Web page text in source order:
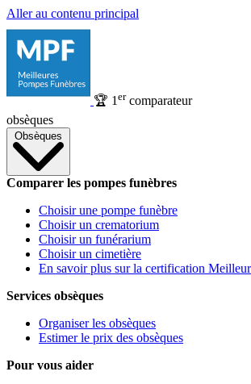
Aller au contenu principal
🏆 1 ercomparateur
obsèques
Obsèques
Comparer les pompes funèbres
Choisir une pompe funèbre
Choisir un crematorium
Choisir un funérarium
Choisir un cimetière
En savoir plus sur la certification
Services obsèques
Organiser les obsèques
Estimer le prix des obsèques
Pour vous aider